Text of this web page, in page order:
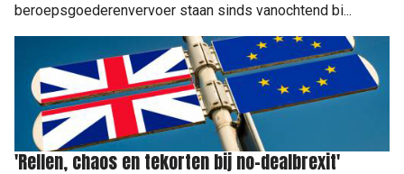
beroepsgoederenvervoer staan sinds vanochtend bi...
'Rellen, chaos en tekorten bij no-dealbrexit'